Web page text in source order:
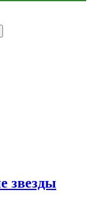
звезды